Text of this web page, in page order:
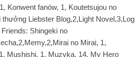
Konwent fanów, 1, Koutetsujou no
Liebster Blog,2,Light Novel,3,Log
Shingeki no
no Mirai, 1,
Mushishi, 1, Muzyka, 14, My Hero